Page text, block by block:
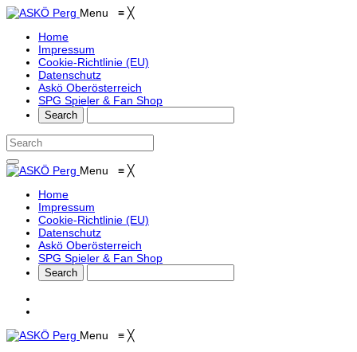
Menu ≡ ╳
Home
Impressum
Cookie-Richtlinie (EU)
Datenschutz
Askö Oberösterreich
SPG Spieler & Fan Shop
Menu ≡ ╳
Home
Impressum
Cookie-Richtlinie (EU)
Datenschutz
Askö Oberösterreich
SPG Spieler & Fan Shop
Menu ≡ ╳